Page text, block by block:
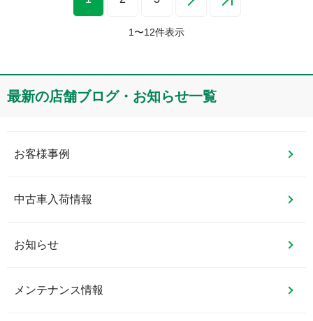
1 〜12件表示
最新の店舗ブログ・お知らせ一覧
お客様事例
中古車入荷情報
お知らせ
メンテナンス情報